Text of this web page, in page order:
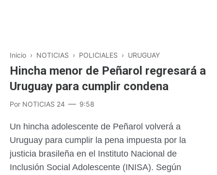
Inicio › NOTICIAS › POLICIALES › URUGUAY
Hincha menor de Peñarol regresará a
Uruguay para cumplir condena
Por NOTICIAS 24 9:58
Un hincha adolescente de Peñarol volverá a
Uruguay para cumplir la pena impuesta por la
justicia brasileña en el Instituto Nacional de
Inclusión Social Adolescente (INISA). Según